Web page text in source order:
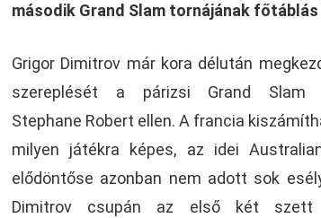
második Grand Slam tornájának
Grigor Dimitrov már kora délután
szereplését a párizsi Grand Slam
Stephane Robert ellen. A francia
milyen játékra képes, az idei
elődöntőse azonban nem adott sok
Dimitrov csupán az első két szett